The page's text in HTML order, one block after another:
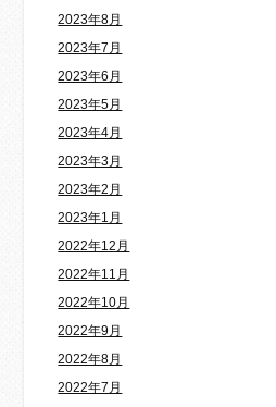
2023年8月
2023年7月
2023年6月
2023年5月
2023年4月
2023年3月
2023年2月
2023年1月
2022年12月
2022年11月
2022年10月
2022年9月
2022年8月
2022年7月